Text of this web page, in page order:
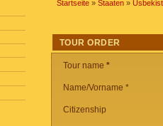
Startseite » Staaten »
TOUR ORDER
Tour name *
Name/Vorname *
Citizenship